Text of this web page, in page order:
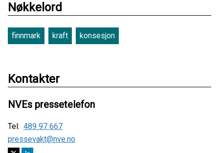
Nøkkelord
finnmark kraft konsesjon
Kontakter
NVEs pressetelefon
Tel: 489 97 667
pressevakt@nve.no